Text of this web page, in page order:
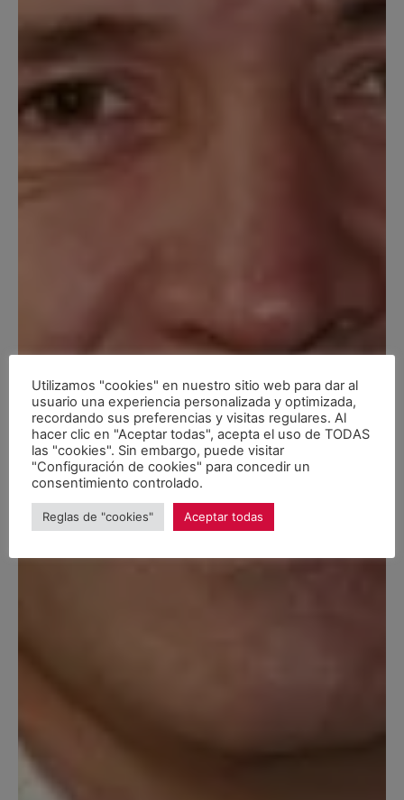
Utilizamos "cookies" en nuestro sitio web para dar al
usuario una experiencia personalizada y optimizada,
recordando sus preferencias y visitas regulares. Al
hacer clic en "Aceptar todas", acepta el uso de TODAS
las "cookies". Sin embargo, puede visitar
"Configuración de cookies" para concedir un
consentimiento controlado.
Reglas de "cookies" Aceptar todas